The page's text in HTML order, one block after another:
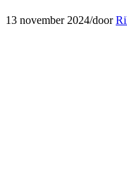
13 november 2024/door